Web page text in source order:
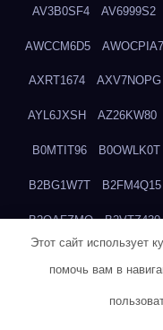
AV3B0SF4 AV6999S2
AWCCM6D5 AWOCPIA7
AXRT1674 AXV7NOPG
AYL6JXSH AZ26KW80
B0MTIT96 B0OWLK0T
B2BG1W7T B2FM4Q15
B2OAFZMQ B2VTZ430
Этот сайт использует
помочь вам в